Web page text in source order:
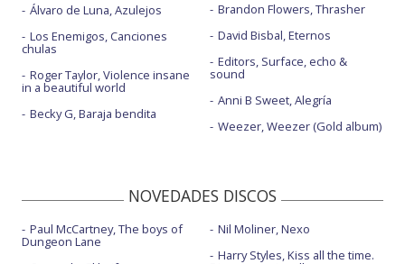
Álvaro de Luna, Azulejos
Los Enemigos, Canciones
chulas
Roger Taylor, Violence insane
in a beautiful world
Becky G, Baraja bendita
Brandon Flowers, Thrasher
David Bisbal, Eternos
Editors, Surface, echo &
sound
Anni B Sweet, Alegría
Weezer, Weezer (Gold album)
NOVEDADES DISCOS
Paul McCartney, The boys of
Dungeon Lane
Nil Moliner, Nexo
Harry Styles, Kiss all the time.